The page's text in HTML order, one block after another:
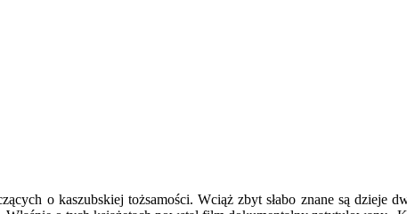
o kaszubskiej tożsamości. Wciąż zbyt słabo znane są dzieje